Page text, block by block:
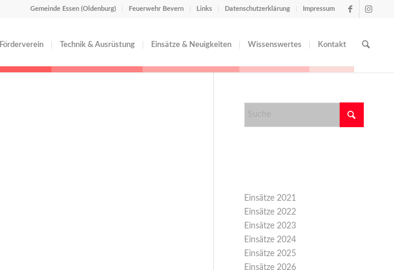
Gemeinde Essen (Oldenburg) Feuerwehr Bevern Links Datenschutzerklärung Impressum
Förderverein Technik & Ausrüstung Einsätze & Neuigkeiten Wissenswertes Kontakt
Einsätze 2021
Einsätze 2022
Einsätze 2023
Einsätze 2024
Einsätze 2025
Einsätze 2026